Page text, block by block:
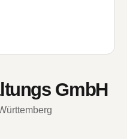
GmbH